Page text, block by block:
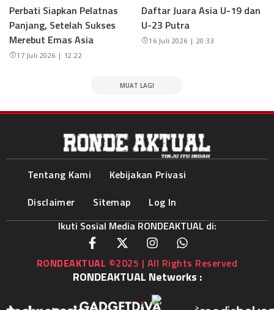
Perbati Siapkan Pelatnas
Panjang, Setelah Sukses
Merebut Emas Asia
17 Juli 2026 | 12:22
Daftar Juara Asia U-19 dan
U-23 Putra
16 Juli 2026 | 20:33
MUAT LAGI
Tentang Kami
Kebijakan Privasi
Disclaimer
Sitemap
Log In
Ikuti Sosial Media RONDEAKTUAL di:
RONDEAKTUAL ©2025 | All Rights Reserved
RONDEAKTUAL Networks :